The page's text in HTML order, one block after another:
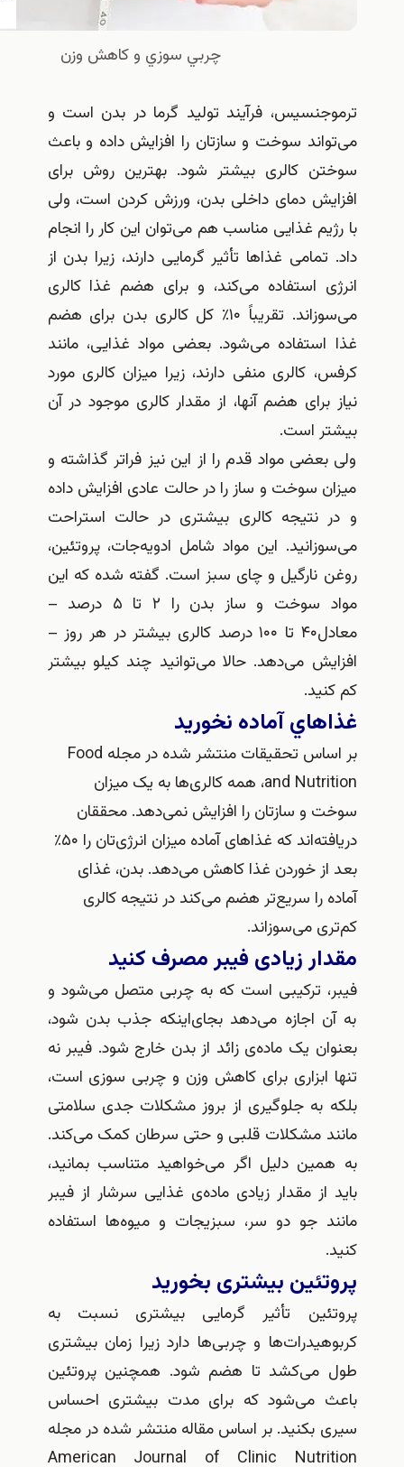
چربي سوزي و كاهش وزن
فرآیند تولید گرما در بدن است و
سوخت و سازتان را افزایش داده و باعث
کالری بیشتر شود. بهترین روش برای
دمای داخلی بدن، ورزش کردن است، ولی
غذایی مناسب هم می‌توان این کار را انجام
غذاها تأثیر گرمایی دارند، زیرا بدن از
استفاده می‌کند، و برای هضم غذا کالری
می‌سوزاند. تقریباً ۱۰٪ کل کالری بدن برای هضم
می‌شود. بعضی مواد غذایی، مانند
کالری منفی دارند، زیرا میزان کالری مورد
برای هضم آنها، از مقدار کالری موجود در آن
است.
مواد قدم را از این نیز فراتر گذاشته و
سوخت و ساز را در حالت عادی افزایش داده
نتیجه کالری بیشتری در حالت استراحت
این مواد شامل ادویه‌جات، پروتئین،
نارگیل و چای سبز است. گفته شده که این
مواد سوخت و ساز بدن را ۲ تا ۵ درصد –
معادل۴۰ تا ۱۰۰ درصد کالری بیشتر در هر روز –
می‌دهد. حالا می‌توانید چند کیلو بیشتر
آماده نخوريد
بر اساس تحقیقات منتشر شده در مجله Food
and Nutrition، همه کالری‌ها به یک میزان
و سازتان را افزایش نمی‌دهد. محققان
دریافته‌اند که غذاهای آماده میزان انرژی‌تان را ۵۰٪
خوردن غذا کاهش می‌دهد. بدن، غذای
را سریع‌تر هضم می‌کند در نتیجه کالری
می‌سوزاند.
زیادی فیبر مصرف کنید
ترکیبی است که به چربی متصل می‌شود و
اجازه می‌دهد بجای‌اینکه جذب بدن شود،
یک ماده‌ی زائد از بدن خارج شود. فیبر نه
ابزاری برای کاهش وزن و چربی سوزی است،
به جلوگیری از بروز مشکلات جدی سلامتی
مشکلات قلبی و حتی سرطان کمک می‌کند.
دلیل اگر می‌خواهید متناسب بمانید،
از مقدار زیادی ماده‌ی غذایی سرشار از فیبر
جو دو سر، سبزیجات و میوه‌ها استفاده
بیشتری بخورید
تأثیر گرمایی بیشتری نسبت به
و چربی‌ها دارد زیرا زمان بیشتری
تا هضم شود. همچنین پروتئین
می‌شود که برای مدت بیشتری احساس
بکنید. بر اساس مقاله‌ منتشر شده در مجله
American Journal of Clinic